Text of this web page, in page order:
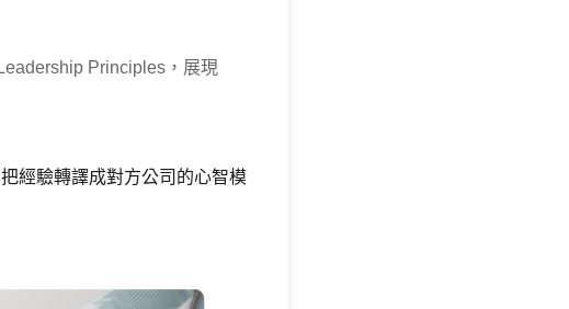
Principles，展現
經驗轉譯成對方公司的心智模